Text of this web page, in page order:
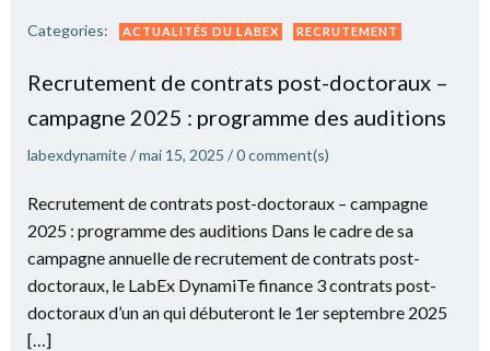
Categories: ACTUALITÉS DU LABEX RECRUTEMENT
Recrutement de contrats post-doctoraux –
campagne 2025 : programme des auditions
labexdynamite/mai 15, 2025 /0comment(s)
Recrutement de contrats post-doctoraux – campagne
2025 : programme des auditions Dans le cadre de sa
campagne annuelle de recrutement de contrats post-
doctoraux, le LabEx DynamiTe finance 3 contrats post-
doctoraux d’un an qui débuteront le 1er septembre 2025
[…]